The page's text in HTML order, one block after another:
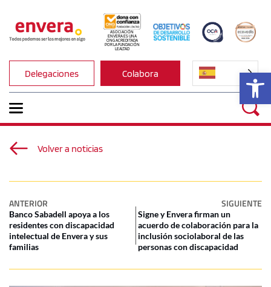
ASOCIACIÓN
ENVERA ES UNA
ONG ACREDITADA
POR LA FUNDACIÓN
LEALTAD
Delegaciones Colabora
Volver a noticias
ANTERIOR SIGUIENTE
Banco Sabadell apoya a los
residentes con discapacidad
intelectual de Envera y sus
familias
Signe y Envera firman un
acuerdo de colaboración para la
inclusión sociolaboral de las
personas con discapacidad